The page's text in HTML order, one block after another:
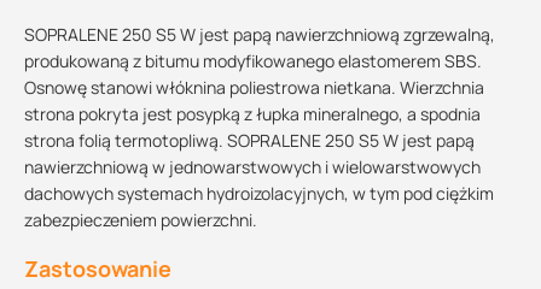
SOPRALENE 250 S5 W jest papą nawierzchniową zgrzewalną,
produkowaną z bitumu modyfikowanego elastomerem SBS.
Osnowę stanowi włóknina poliestrowa nietkana. Wierzchnia
strona pokryta jest posypką z łupka mineralnego, a spodnia
strona folią termotopliwą. SOPRALENE 250 S5 W jest papą
nawierzchniową w jednowarstwowych i wielowarstwowych
dachowych systemach hydroizolacyjnych, w tym pod ciężkim
zabezpieczeniem powierzchni.
Zastosowanie